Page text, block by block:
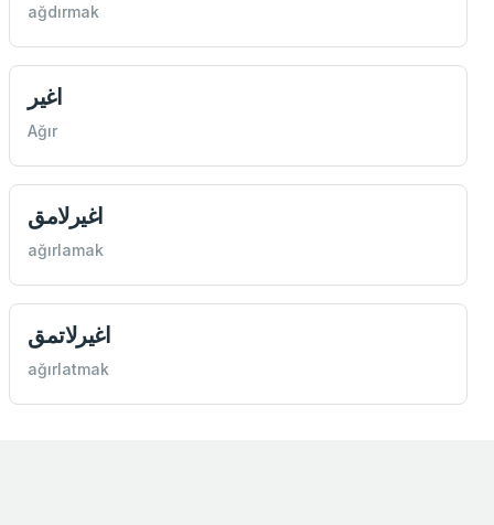
ağdırmak
اغير
Ağır
اغيرلامق
ağırlamak
اغيرلاتمق
ağırlatmak